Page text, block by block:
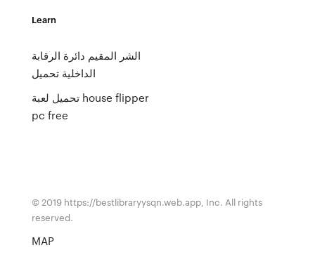
Learn
الشر المقيم دائرة الرقابة
الداخلية تحميل
تحميل لعبة house flipper
pc free
© 2019 https://bestlibraryysqn.web.app, Inc. All rights
reserved.
MAP